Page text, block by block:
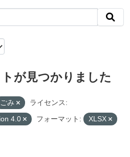
が見つかりました
ごみ
ライセンス:
4.0
フォーマット: XLSX